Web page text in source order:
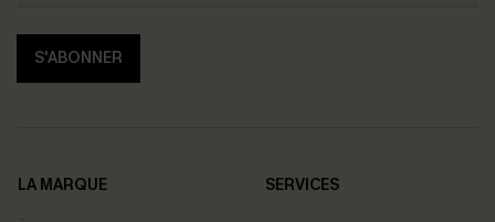
S'ABONNER
LA MARQUE
SERVICES